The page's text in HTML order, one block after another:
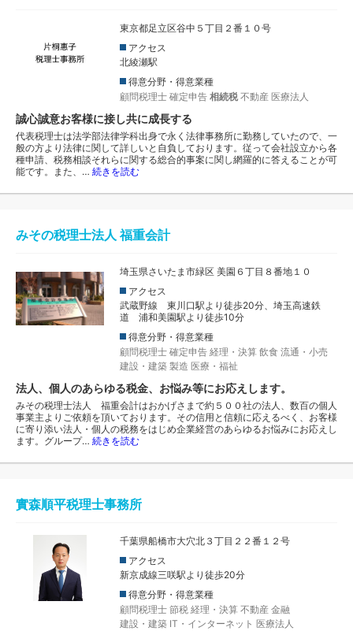
東京都足立区谷中５丁目２番１０号
アクセス
北綾瀬駅
得意分野・得意業種
顧問税理士 確定申告 相続税 不動産 医療法人
誠心誠意お客様に接し共に成長する
代表税理士は法学部法律学科出身で永く法律事務所に勤務していたので、一
般の方より法律に関して詳しいと自負しております。従って会社設立から各
種申請、税務相談それらに関する総合的事案に関し網羅的に答えることが可
能です。また、… 続きを読む
みその税理士法人 福重会計
埼玉県さいたま市緑区 美園６丁目８番地１０
アクセス
武蔵野線 東川口駅より徒歩20分、埼玉高速鉄
道 浦和美園駅より徒歩10分
得意分野・得意業種
顧問税理士 確定申告 経理・決算 飲食 流通・小売
建設・建築 製造 医療・福祉
法人、個人のあらゆる税金、お悩み等にお応えします。
みその税理士法人 福重会計はおかげさまで約５００社の法人、数百の個人
事業主よりご依頼を頂いております。その信用と信頼に応えるべく、お客様
に寄り添い法人・個人の税務をはじめ企業経営のあらゆるお悩みにお応えし
ます。グループ… 続きを読む
實森順平税理士事務所
千葉県船橋市大穴北３丁目２２番１２号
アクセス
新京成線三咲駅より徒歩20分
得意分野・得意業種
顧問税理士 節税 経理・決算 不動産 金融
建設・建築 IT・インターネット 医療法人